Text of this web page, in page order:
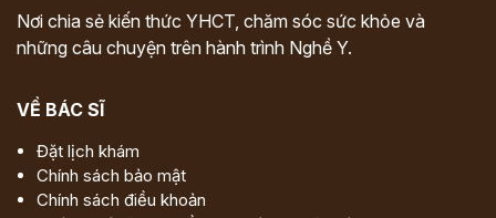
Nơi chia sẻ kiến thức YHCT, chăm sóc sức khỏe và
những câu chuyện trên hành trình Nghề Y.
VỀ BÁC SĨ
Đặt lịch khám
Chính sách bảo mật
Chính sách điều khoản